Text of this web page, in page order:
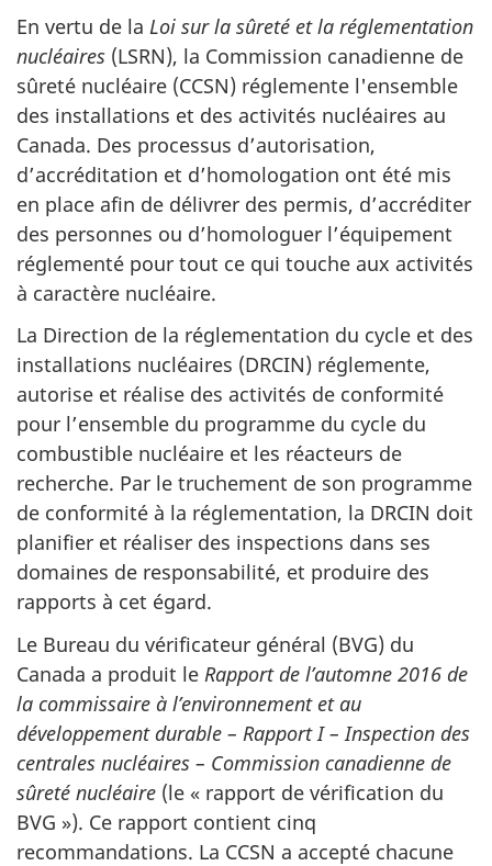
En vertu de la Loi sur la sûreté et la réglementation
nucléaires (LSRN), la Commission canadienne de
sûreté nucléaire (CCSN) réglemente l'ensemble
des installations et des activités nucléaires au
Canada. Des processus d’autorisation,
d’accréditation et d’homologation ont été mis
en place afin de délivrer des permis, d’accréditer
des personnes ou d’homologuer l’équipement
réglementé pour tout ce qui touche aux activités
à caractère nucléaire.
La Direction de la réglementation du cycle et des
installations nucléaires (DRCIN) réglemente,
autorise et réalise des activités de conformité
pour l’ensemble du programme du cycle du
combustible nucléaire et les réacteurs de
recherche. Par le truchement de son programme
de conformité à la réglementation, la DRCIN doit
planifier et réaliser des inspections dans ses
domaines de responsabilité, et produire des
rapports à cet égard.
Le Bureau du vérificateur général (BVG) du
Canada a produit le Rapport de l’automne 2016 de
la commissaire à l’environnement et au
développement durable – Rapport I – Inspection des
centrales nucléaires – Commission canadienne de
sûreté nucléaire (le « rapport de vérification du
BVG »). Ce rapport contient cinq
recommandations. La CCSN a accepté chacune